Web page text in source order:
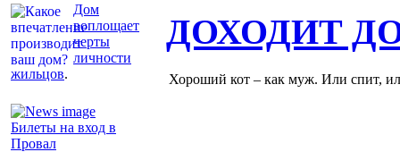
Дом
воплощает
черты
личности
жильцов.
Билеты на вход в
Провал
ДОХОДИТ
Хороший кот – как муж. Или спит,